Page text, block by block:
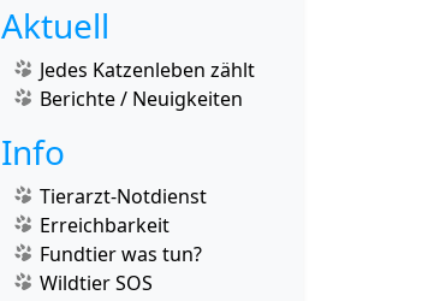
Aktuell
Jedes Katzenleben zählt
Berichte / Neuigkeiten
Info
Tierarzt-Notdienst
Erreichbarkeit
Fundtier was tun?
Wildtier SOS